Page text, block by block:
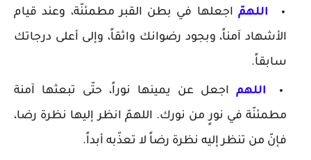
اللهمّ اجعلها في بطن القبر مطمئنّة، وعند قيام
الأشهاد آمناً، وبجود رضوانك واثقاً، وإلى أعلى درجاتك
سابقاً.
اللهم اجعل عن يمينها نوراً، حتّى تبعثها آمنة
مطمئنّة في نورٍ من نورك. اللهمّ انظر إليها نظرة رضا،
فإنّ من تنظر إليه نظرة رضاً لا تعذّبه أبداً.